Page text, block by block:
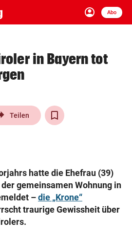
account_circle
Anmelden
Abo
close Schließen
arrow_right
in Bayern tot
Teilen
hatte die Ehefrau (39)
gemeinsamen Wohnung in
–die „Krone“
traurige Gewissheit über